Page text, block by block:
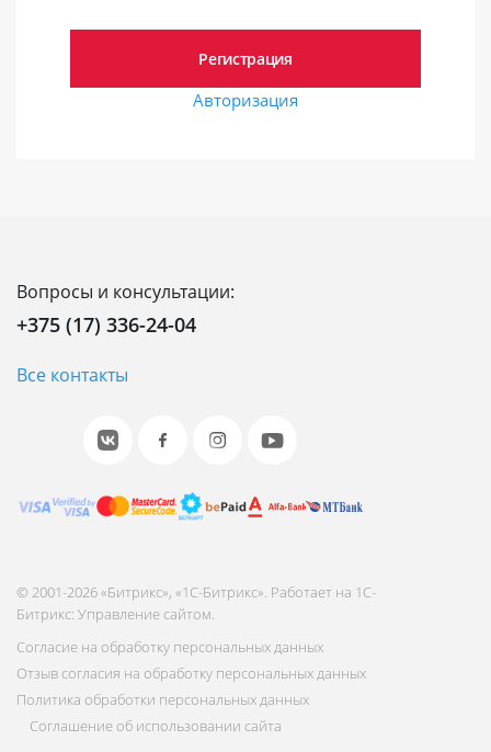
Авторизация
Вопросы и консультации:
+375 (17) 336-24-04
Все контакты
© 2001-2026 «Битрикс», «1С-Битрикс». Работает на 1С-
Битрикс: Управление сайтом.
Согласие на обработку персональных данных
Отзыв согласия на обработку персональных данных
Политика обработки персональных данных
Соглашение об использовании сайта